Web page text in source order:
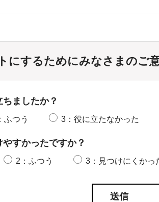
にするためにみなさまのご
ましたか？
ふつう 3：役に立たなかった
すかったですか？
2：ふつう 3：見つけにくかっ